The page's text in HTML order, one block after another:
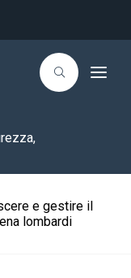
T
v
e gestire il
lombardi